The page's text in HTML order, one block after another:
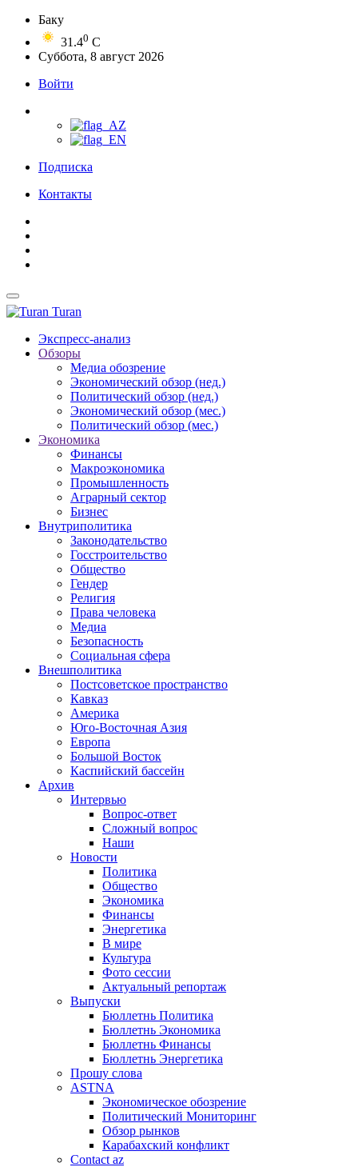
Баку
31.40 C
Суббота, 8 август 2026
Войти
Подписка
Контакты
Turan
Экспресс-анализ
Обзоры
Медиа обозрение
Экономический обзор (нед.)
Политический обзор (нед.)
Экономический обзор (мес.)
Политический обзор (мес.)
Экономика
Финансы
Макроэкономика
Промышленность
Аграрный сектор
Бизнес
Внутриполитика
Законодательство
Госстроительство
Общество
Гендер
Религия
Права человека
Медиа
Безопасность
Социальная сфера
Внешполитика
Постсоветское пространство
Кавказ
Америка
Юго-Восточная Азия
Европа
Большой Восток
Каспийский бассейн
Архив
Интервью
Вопрос-ответ
Сложный вопрос
Наши
Новости
Политика
Общество
Экономика
Финансы
Энергетика
В мире
Культура
Фото сессии
Актуальный репортаж
Выпуски
Бюллетнь Политика
Бюллетнь Экономика
Бюллетнь Финансы
Бюллетнь Энергетика
Прошу слова
ASTNA
Экономическое обозрение
Политический Мониторинг
Обзор рынков
Карабахский конфликт
Contact az